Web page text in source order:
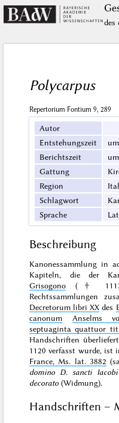
des
Polycarpus
Repertorium Fontium 9, 289
Autor
Entstehungszeit
Berichtszeit
Gattung
Region
Schlagwort
Sprache
Beschreibung
Kanonessammlung in
Kapiteln, die der
Grisogono († 1113)
Rechtssammlungen
Decretorum libri XX des
canonum
Anselms
septuaginta quattuor
Handschriften
1120 verfasst wurde, ist
France, Ms. lat. 3882
domino D. sancti
decorato (Widmung).
Handschriften –